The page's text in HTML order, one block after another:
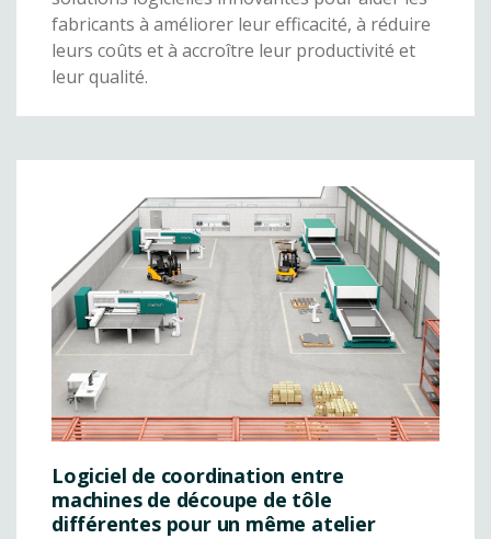
fabricants à améliorer leur efficacité, à réduire
leurs coûts et à accroître leur productivité et
leur qualité.
Logiciel de coordination entre
machines de découpe de tôle
différentes pour un même atelier